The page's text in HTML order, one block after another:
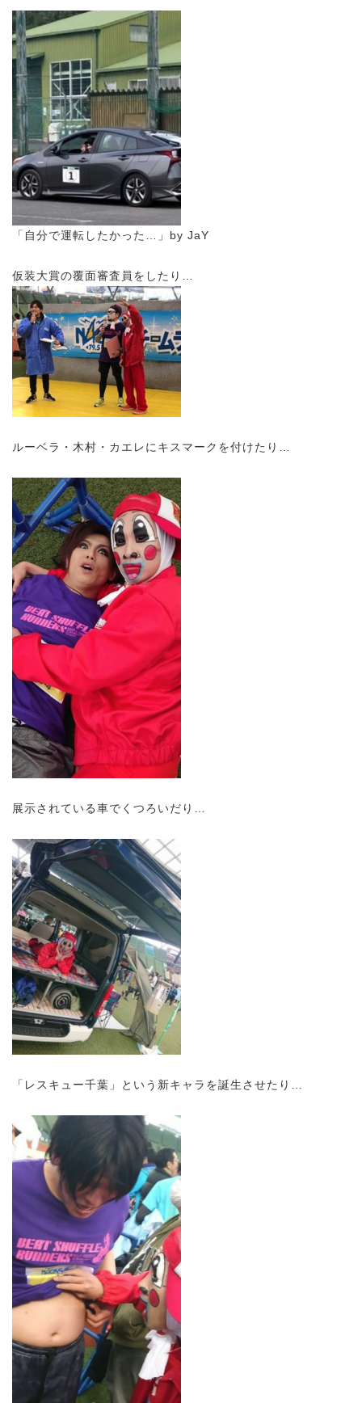
「自分で運転したかった…」by JaY
仮装大賞の覆面審査員をしたり…
ルーベラ・木村・カエレにキスマークを付けたり…
展示されている車でくつろいだり…
「レスキュー千葉」という新キャラを誕生させたり…